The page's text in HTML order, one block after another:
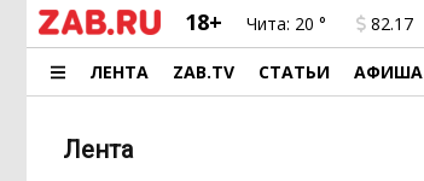
18+ Чита: 20 ° 82.17
ЛЕНТА ZAB.TV СТАТЬИ АФИША
Лента